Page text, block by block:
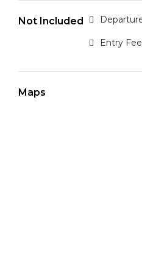
Not Included
Entry
Maps